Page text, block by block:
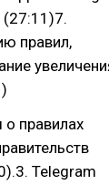
(27:11)7.
правил,
правилах
Telegram